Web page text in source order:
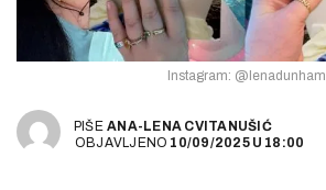
Instagram: @lenadunham
PIŠEANA-LENA CVITANUŠIĆ
OBJAVLJENO 10/09/2025 U 18:00